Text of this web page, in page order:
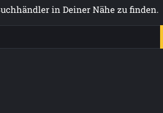
in Deiner Nähe zu finden.